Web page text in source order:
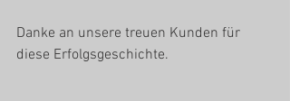
Danke an unsere treuen Kunden für
diese Erfolgsgeschichte.